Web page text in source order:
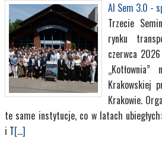
AI Sem 3.0 -
Trzecie
rynku
czerwca
Krakowskiej
Krakowie.
te same instytucje, co w latach
i T[...]